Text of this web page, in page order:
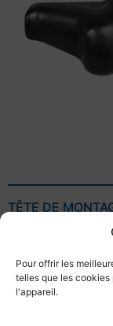
Pour offrir les
telles que les
l'appareil.
TÊTE DE
Ajouter au panier